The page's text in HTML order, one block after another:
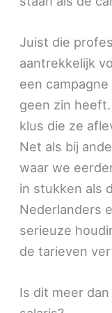
Juist die
aantrekkelijk
een
geen zin
klus die ze
Net als bij
waar we
in stukken als
Nederlanders
serieuze
de tarieven
Is dit meer